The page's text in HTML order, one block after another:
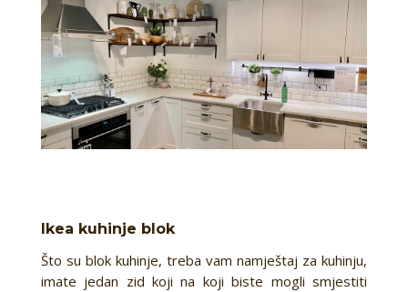
Ikea kuhinje blok
Što su blok kuhinje, treba vam namještaj za kuhinju,
imate jedan zid koji na koji biste mogli smjestiti